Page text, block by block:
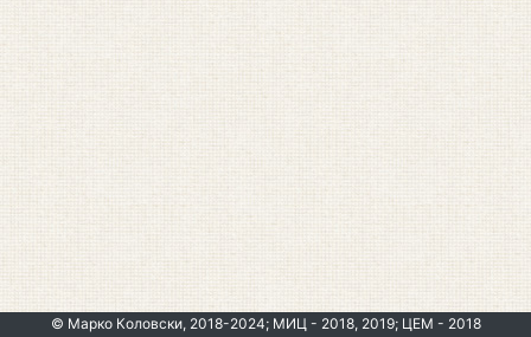
© Марко Коловски, 2018-2024; МИЦ - 2018, 2019; ЦЕМ - 2018